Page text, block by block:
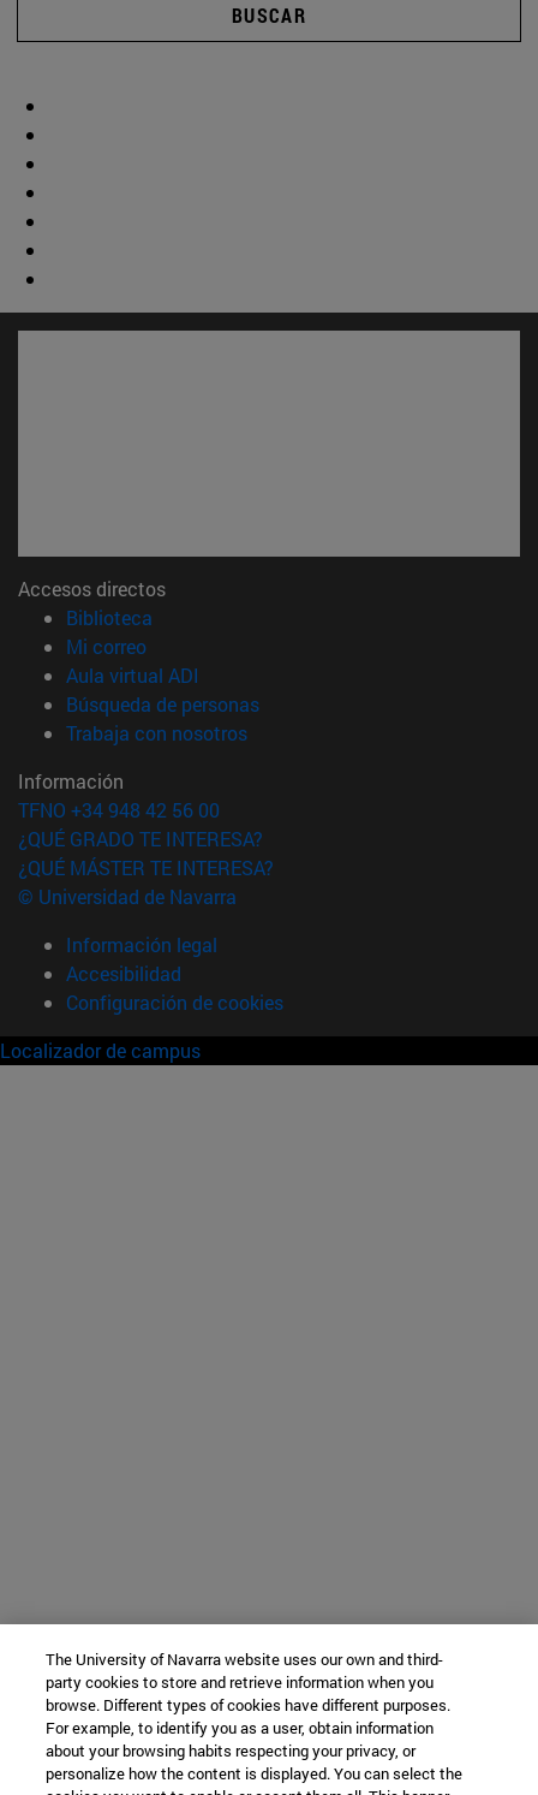
BUSCAR
Accesos directos
Biblioteca
Mi correo(abre en nueva ventana)
Aula virtual ADI
Búsqueda de personas(abre en nueva ventana)
Trabaja con nosotros(abre en nueva ventana)
Información
TFNO +34 948 42 56 00
¿QUÉ GRADO TE INTERESA?
¿QUÉ MÁSTER TE INTERESA?
© Universidad de Navarra
Información legal
Accesibilidad
Configuración de cookies
Localizador de campus
The University of Navarra website uses our own and third-
party cookies to store and retrieve information when you
browse. Different types of cookies have different purposes.
For example, to identify you as a user, obtain information
about your browsing habits respecting your privacy, or
personalize how the content is displayed. You can select the